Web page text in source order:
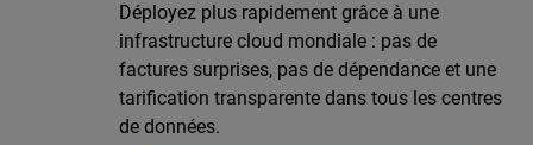
Déployez plus rapidement grâce à une
infrastructure cloud mondiale : pas de
factures surprises, pas de dépendance et une
tarification transparente dans tous les centres
de données.